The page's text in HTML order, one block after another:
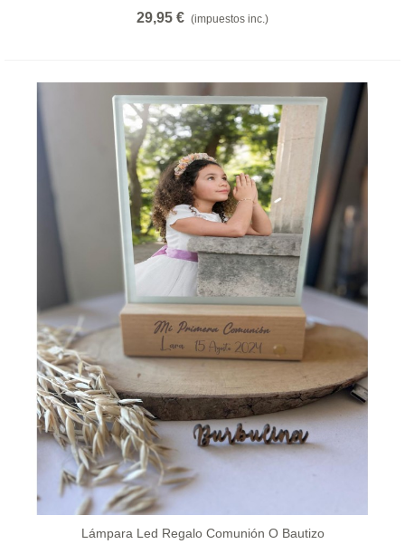
29,95 € (impuestos inc.)
Lámpara Led Regalo Comunión O Bautizo